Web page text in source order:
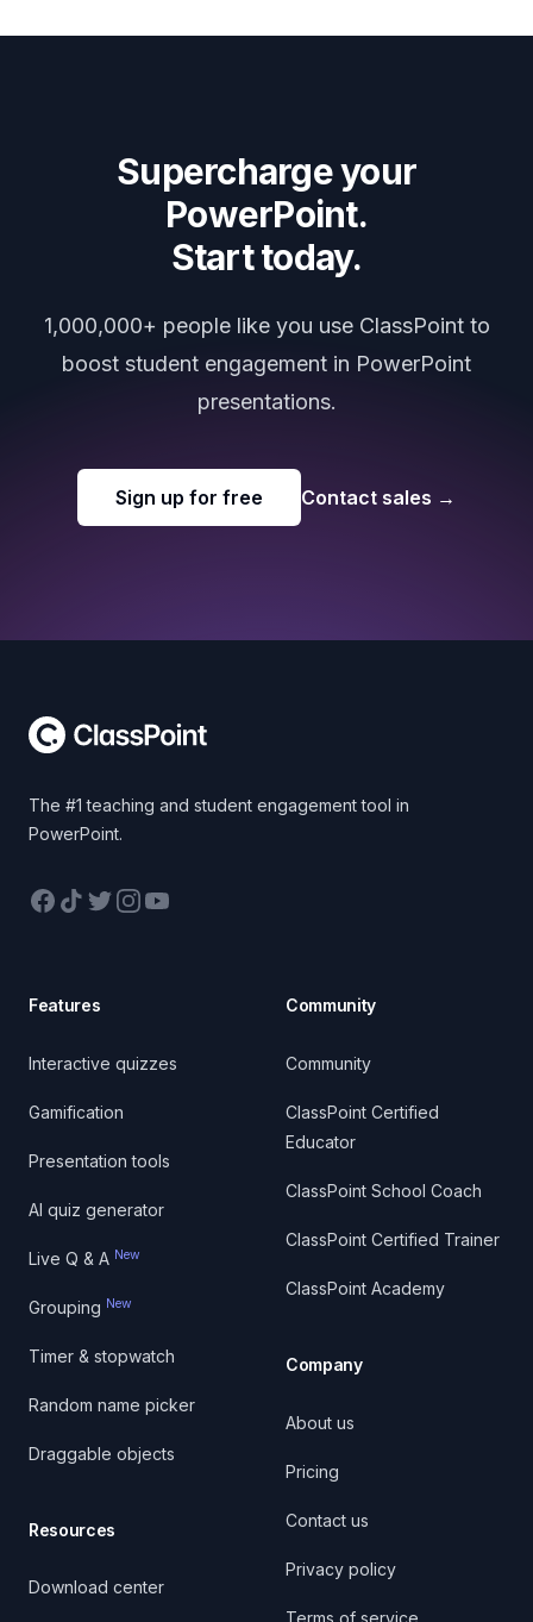
Supercharge your
PowerPoint.
Start today.
1,000,000+ people like you use ClassPoint to
boost student engagement in PowerPoint
presentations.
Sign up for free Contact sales →
The #1 teaching and student engagement tool in
PowerPoint.
Facebook
TikTokTwitterInstagram
YouTube
Features
Interactive quizzes
Gamification
Presentation tools
AI quiz generator
Live Q & A New
Grouping New
Timer & stopwatch
Random name picker
Draggable objects
Resources
Download center
Community
Community
ClassPoint Certified
Educator
ClassPoint School Coach
ClassPoint Certified Trainer
ClassPoint Academy
Company
About us
Pricing
Contact us
Privacy policy